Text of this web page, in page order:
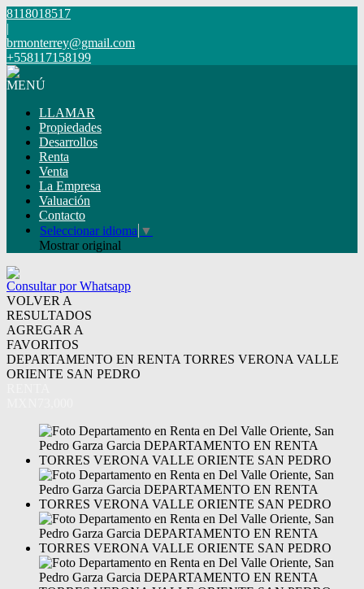
8118018517
|
brmonterrey@gmail.com
+558117158199
MENÚ
LLAMAR
Propiedades
Desarrollos
Renta
Venta
La Empresa
Valuación
Contacto
Seleccionar idioma ▼
Mostrar original
Consultar por Whatsapp
VOLVER A
RESULTADOS
AGREGAR A
FAVORITOS
DEPARTAMENTO EN RENTA TORRES VERONA VALLE
ORIENTE SAN PEDRO